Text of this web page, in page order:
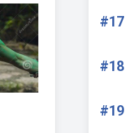
#17
#18
#19